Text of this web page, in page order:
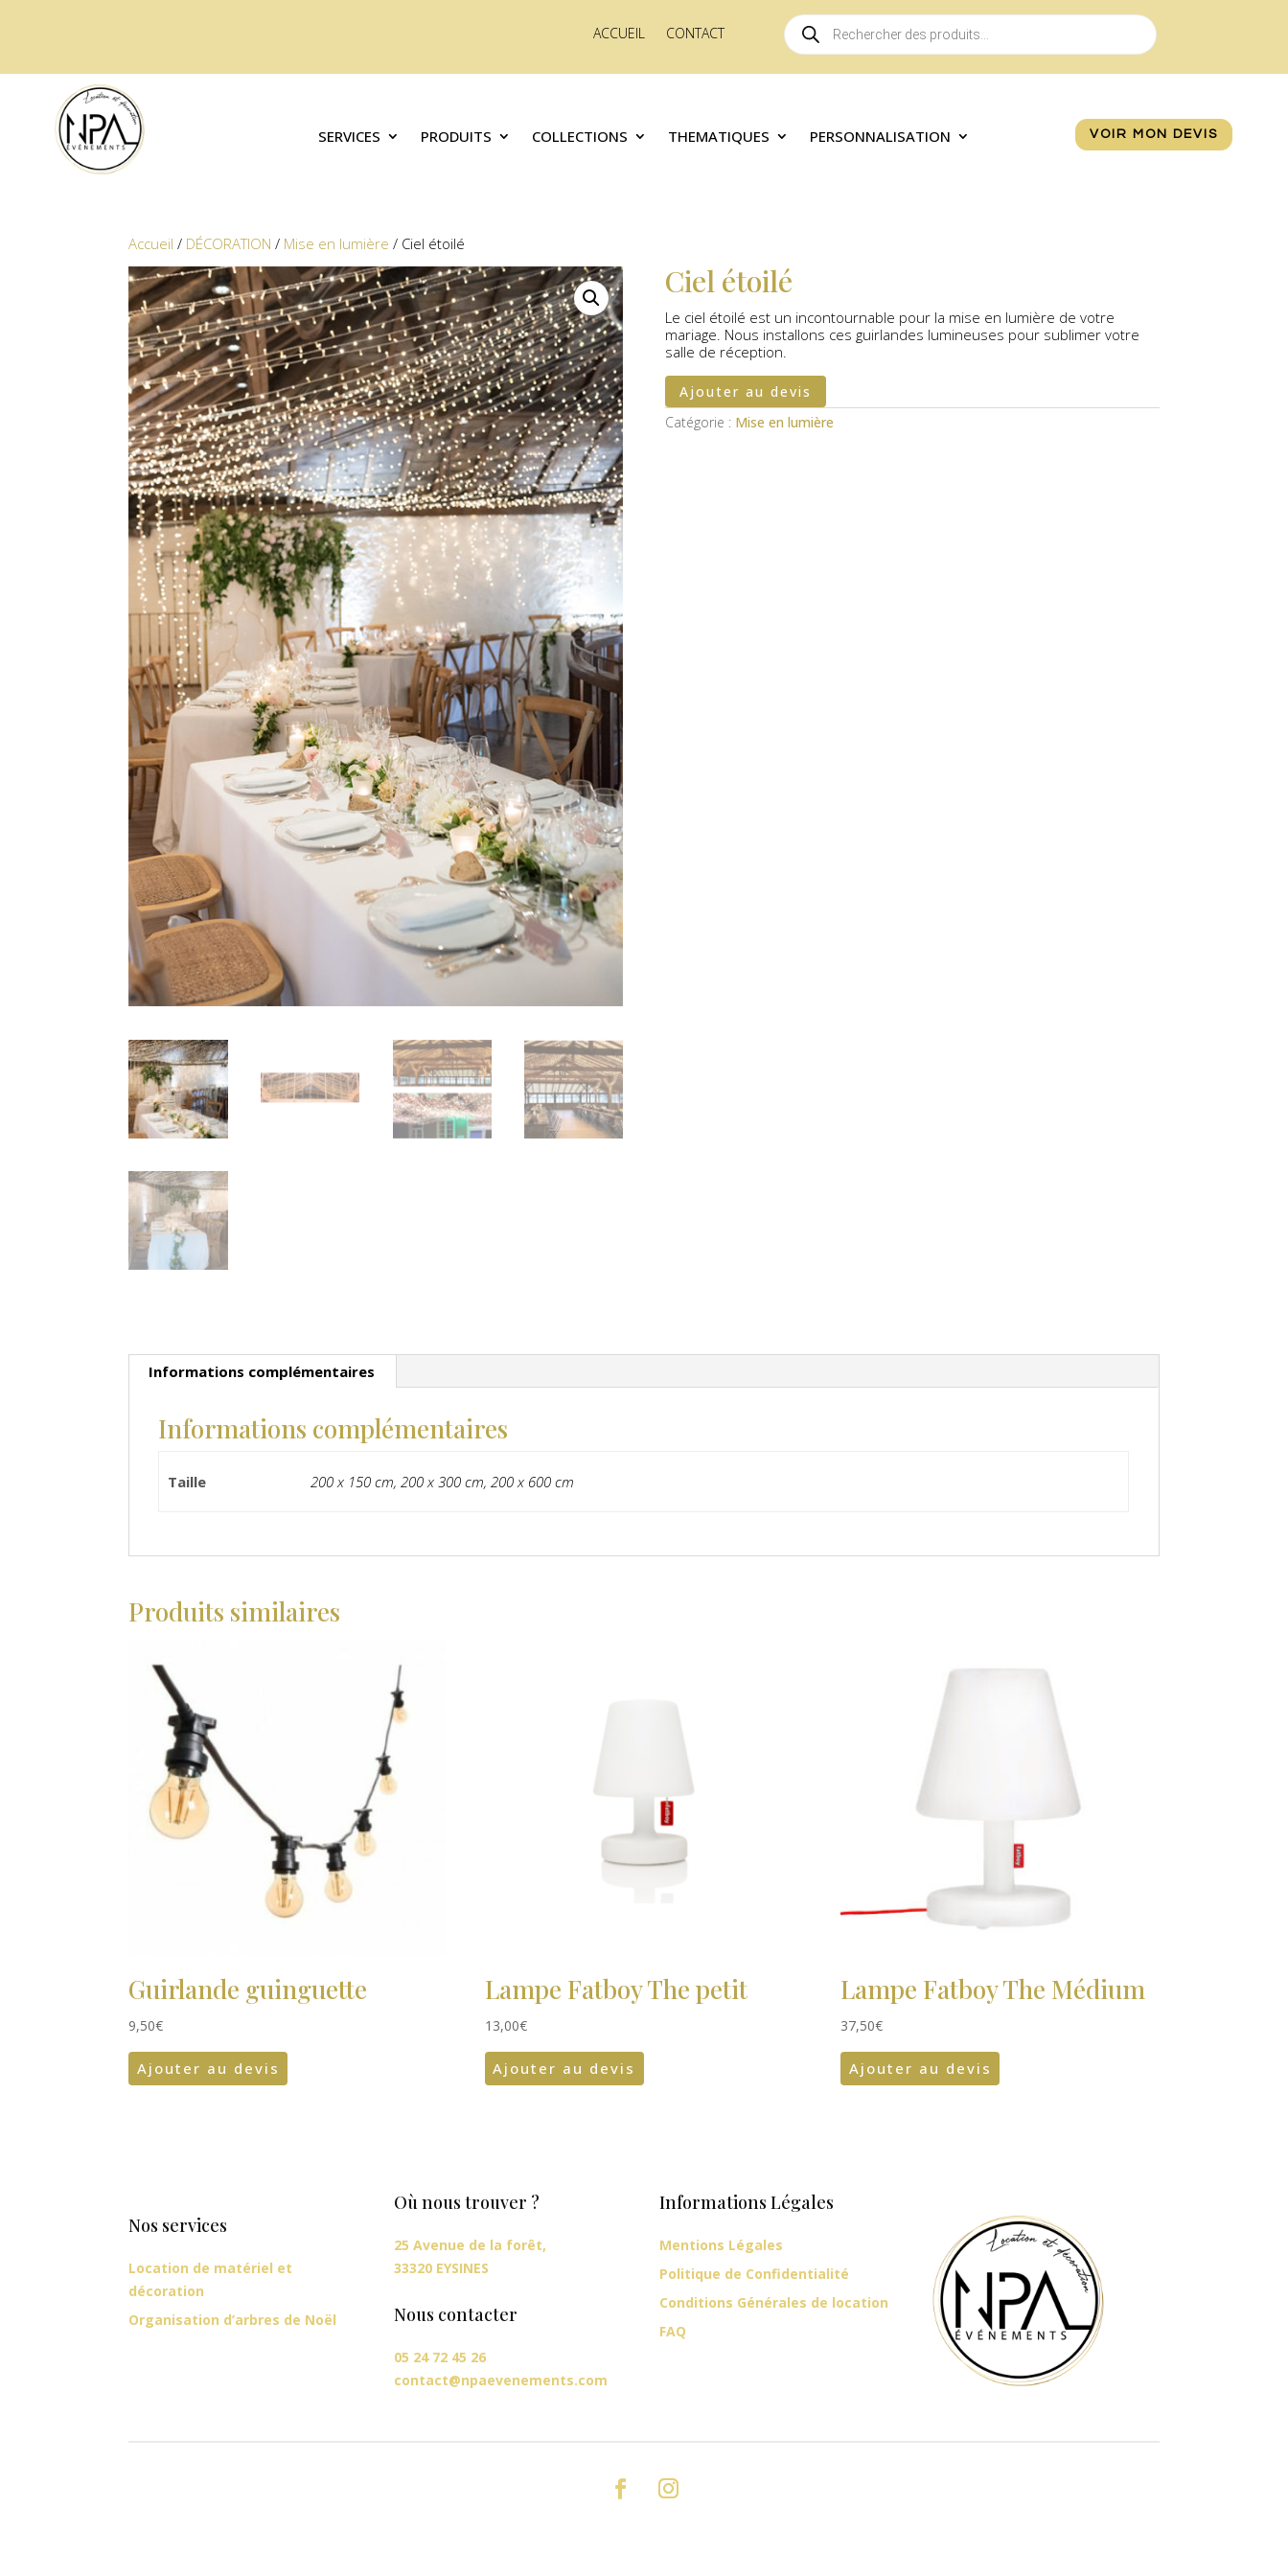
ACCUEIL CONTACT
Recherche
de
produits
SERVICES PRODUITS COLLECTIONS THEMATIQUES PERSONNALISATION VOIR MON DEVIS
Accueil / DÉCORATION / Mise en lumière / Ciel étoilé
Ciel étoilé
Le ciel étoilé est un incontournable pour la mise en lumière de votre
mariage. Nous installons ces guirlandes lumineuses pour sublimer votre
salle de réception.
Ajouter au devis
Catégorie : Mise en lumière
Informations complémentaires
Informations complémentaires
Taille 200 x 150 cm, 200 x 300 cm, 200 x 600 cm
Produits similaires
Guirlande guinguette
9,50€
Ajouter au devis
Lampe Fatboy The petit
13,00€
Ajouter au devis
Lampe Fatboy The Médium
37,50€
Ajouter au devis
Nos services
Location de matériel et
décoration
Organisation d’arbres de Noël
Où nous trouver ?
25 Avenue de la forêt,
33320 EYSINES
Nous contacter
05 24 72 45 26
contact@npaevenements.com
Informations Légales
Mentions Légales
Politique de Confidentialité
Conditions Générales de location
FAQ